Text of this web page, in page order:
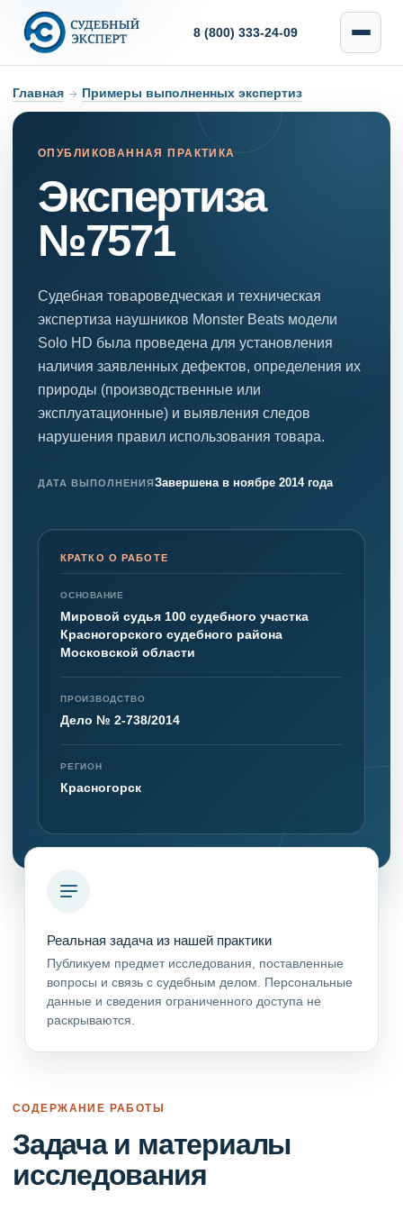
8 (800) 333-24-09
Главная → Примеры выполненных экспертиз
ОПУБЛИКОВАННАЯ ПРАКТИКА
Экспертиза
№7571
Судебная товароведческая и техническая
экспертиза наушников Monster Beats модели
Solo HD была проведена для установления
наличия заявленных дефектов, определения их
природы (производственные или
эксплуатационные) и выявления следов
нарушения правил использования товара.
ДАТА ВЫПОЛНЕНИЯЗавершена в ноябре 2014 года
КРАТКО О РАБОТЕ
ОСНОВАНИЕ
Мировой судья 100 судебного участка
Красногорского судебного района
Московской области
ПРОИЗВОДСТВО
Дело № 2-738/2014
РЕГИОН
Красногорск
Реальная задача из нашей практики
Публикуем предмет исследования, поставленные
вопросы и связь с судебным делом. Персональные
данные и сведения ограниченного доступа не
раскрываются.
СОДЕРЖАНИЕ РАБОТЫ
Задача и материалы
исследования